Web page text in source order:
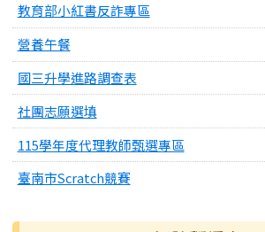
教育部小紅書反詐專區
營養午餐
國三升學進路調查表
社團志願選填
115學年度代理教師甄選專區
臺南市Scratch競賽